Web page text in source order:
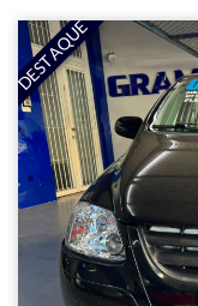
DESTAQUE